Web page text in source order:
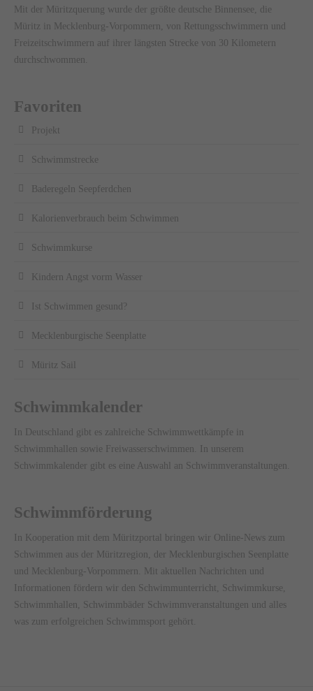
Mit der Müritzquerung wurde der größte deutsche Binnensee, die
Müritz in Mecklenburg-Vorpommern, von Rettungsschwimmern und
Freizeitschwimmern auf ihrer längsten Strecke von 30 Kilometern
durchschwommen.
Favoriten
Projekt
Schwimmstrecke
Baderegeln Seepferdchen
Kalorienverbrauch beim Schwimmen
Schwimmkurse
Kindern Angst vorm Wasser
Ist Schwimmen gesund?
Mecklenburgische Seenplatte
Müritz Sail
Schwimmkalender
In Deutschland gibt es zahlreiche Schwimmwettkämpfe in
Schwimmhallen sowie Freiwasserschwimmen. In unserem
Schwimmkalender gibt es eine Auswahl an Schwimmveranstaltungen.
Schwimmförderung
In Kooperation mit dem Müritzportal
bringen wir Online-News zum
Schwimmen aus der Müritzregion, der Mecklenburgischen Seenplatte
und Mecklenburg-Vorpommern. Mit aktuellen Nachrichten und
Informationen fördern wir den Schwimmunterricht, Schwimmkurse,
Schwimmhallen, Schwimmbäder Schwimmveranstaltungen und alles
was zum erfolgreichen Schwimmsport gehört.